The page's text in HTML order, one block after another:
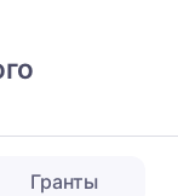
Гранты